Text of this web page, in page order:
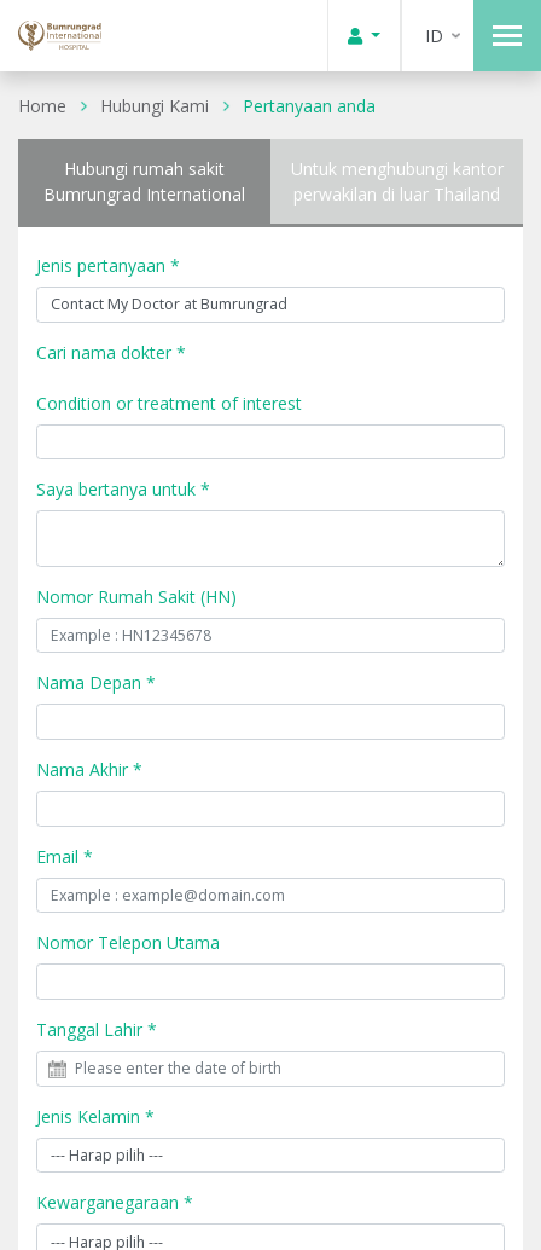
ID
Home Hubungi Kami Pertanyaan anda
Hubungi rumah sakit
Bumrungrad International
Untuk menghubungi kantor
perwakilan di luar Thailand
Jenis pertanyaan *
Cari nama dokter *
Condition or treatment of interest
Saya bertanya untuk *
Nomor Rumah Sakit (HN)
Nama Depan *
Nama Akhir *
Email *
Nomor Telepon Utama
Tanggal Lahir *
Jenis Kelamin *
Kewarganegaraan *